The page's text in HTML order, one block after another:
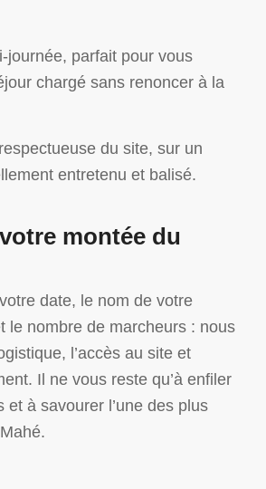
journée, parfait pour vous
chargé sans renoncer à la
du site, sur un
entretenu et balisé.
montée du
date, le nom de votre
le nombre de marcheurs : nous
l’accès au site et
Il ne vous reste qu’à enfiler
et à savourer l’une des plus